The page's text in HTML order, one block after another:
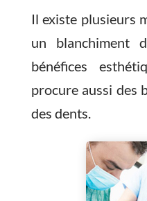
Il existe plusieurs
un blanchiment
bénéfices
procure aussi des
des dents.